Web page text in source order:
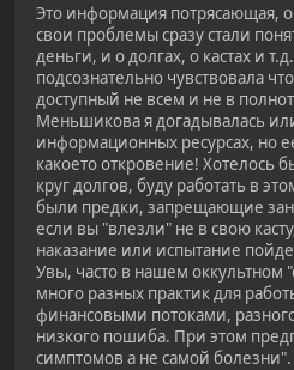
Это информация потрясающая,
свои проблемы сразу стали
деньги, и о долгах, о кастах и
подсознательно чувствовала
доступный не всем и не в
Меньшикова я догадывалась
информационных ресурсах, но
какоето откровение! Хотелось
круг долгов, буду работать в
были предки, запрещающие
если вы "влезли" не в свою
наказание или испытание
Увы, часто в нашем оккультном
много разных практик для
финансовыми потоками,
низкого пошиба. При этом
симптомов а не самой болезни".